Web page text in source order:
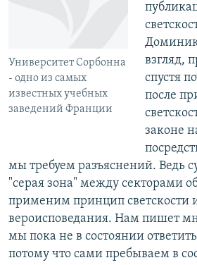
Университет Сорбонна
- одно из самых
известных учебных
заведений Франции
взгляд,
спустя
после
законе
мы требуем разъяснений. Ведь
"серая зона" между секторами
применим принцип светскости
вероисповедания. Нам пишет
мы пока не в состоянии
потому что сами пребываем в